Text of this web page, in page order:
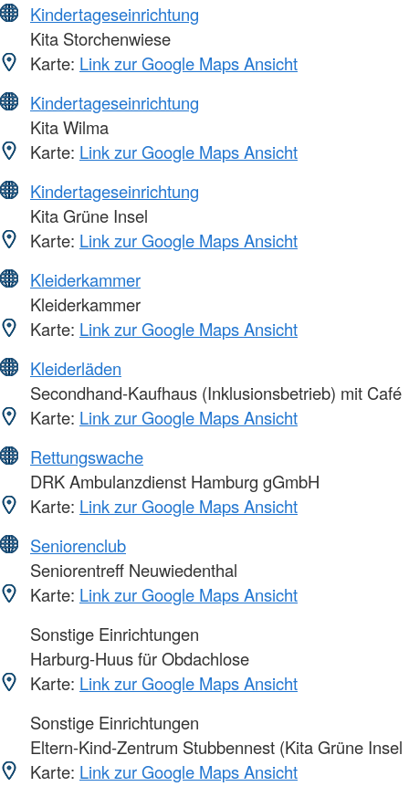
Kindertageseinrichtung
Kita Storchenwiese
Karte: Link zur Google Maps Ansicht
Kindertageseinrichtung
Kita Wilma
Karte: Link zur Google Maps Ansicht
Kindertageseinrichtung
Kita Grüne Insel
Karte: Link zur Google Maps Ansicht
Kleiderkammer
Kleiderkammer
Karte: Link zur Google Maps Ansicht
Kleiderläden
Secondhand-Kaufhaus (Inklusionsbetrieb) mit Café
Karte: Link zur Google Maps Ansicht
Rettungswache
DRK Ambulanzdienst Hamburg gGmbH
Karte: Link zur Google Maps Ansicht
Seniorenclub
Seniorentreff Neuwiedenthal
Karte: Link zur Google Maps Ansicht
Sonstige Einrichtungen
Harburg-Huus für Obdachlose
Karte: Link zur Google Maps Ansicht
Sonstige Einrichtungen
Eltern-Kind-Zentrum Stubbennest (Kita Grüne Insel
Karte: Link zur Google Maps Ansicht